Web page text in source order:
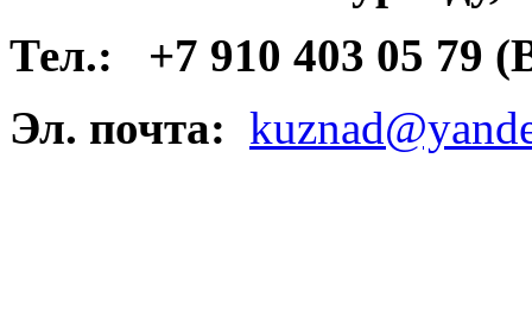
Тел.:
+7 910 403 05 79
Эл. почта: